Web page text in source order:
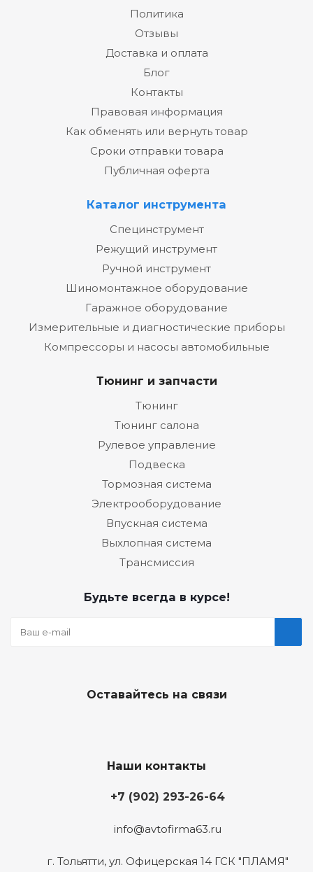
Политика
Отзывы
Доставка и оплата
Блог
Контакты
Правовая информация
Как обменять или вернуть товар
Сроки отправки товара
Публичная оферта
Каталог инструмента
Специнструмент
Режущий инструмент
Ручной инструмент
Шиномонтажное оборудование
Гаражное оборудование
Измерительные и диагностические приборы
Компрессоры и насосы автомобильные
Тюнинг и запчасти
Тюнинг
Тюнинг салона
Рулевое управление
Подвеска
Тормозная система
Электрооборудование
Впускная система
Выхлопная система
Трансмиссия
Будьте всегда в курсе!
Оставайтесь на связи
Наши контакты
+7 (902) 293-26-64
info@avtofirma63.ru
г. Тольятти, ул. Офицерская 14 ГСК "ПЛАМЯ"